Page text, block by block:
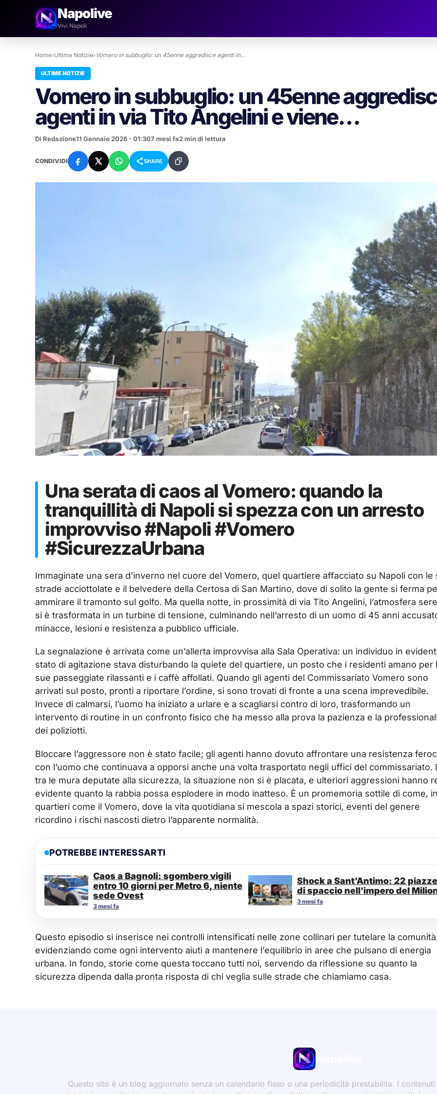
Napolive
Vivi Napoli
Home›Ultime Notizie› Vomero in subbuglio: un 45enne aggredisce agenti in…
ULTIME NOTIZIE
Vomero in subbuglio: un 45enne
agenti in via Tito Angelini e viene…
Di Redazione11 Gennaio 2026 - 01:307 mesi fa2 min di lettura
CONDIVIDI SHARE
Una serata di caos al Vomero: quando la
tranquillità di Napoli si spezza con un arresto
improvviso #Napoli #Vomero
#SicurezzaUrbana
Immaginate una sera d’inverno nel cuore del Vomero, quel quartiere affacciato su Napoli con le
strade acciottolate e il belvedere della Certosa di San Martino, dove di solito la gente si ferma
ammirare il tramonto sul golfo. Ma quella notte, in prossimità di via Tito Angelini, l’atmosfera
si è trasformata in un turbine di tensione, culminando nell’arresto di un uomo di 45 anni
minacce, lesioni e resistenza a pubblico ufficiale.
La segnalazione è arrivata come un’allerta improvvisa alla Sala Operativa: un individuo in
stato di agitazione stava disturbando la quiete del quartiere, un posto che i residenti amano per
sue passeggiate rilassanti e i caffè affollati. Quando gli agenti del Commissariato Vomero sono
arrivati sul posto, pronti a riportare l’ordine, si sono trovati di fronte a una scena imprevedibile.
Invece di calmarsi, l’uomo ha iniziato a urlare e a scagliarsi contro di loro, trasformando un
intervento di routine in un confronto fisico che ha messo alla prova la pazienza e la
dei poliziotti.
Bloccare l’aggressore non è stato facile; gli agenti hanno dovuto affrontare una resistenza
con l’uomo che continuava a opporsi anche una volta trasportato negli uffici del commissariato.
tra le mura deputate alla sicurezza, la situazione non si è placata, e ulteriori aggressioni hanno
evidente quanto la rabbia possa esplodere in modo inatteso. È un promemoria sottile di come, in
quartieri come il Vomero, dove la vita quotidiana si mescola a spazi storici, eventi del genere
ricordino i rischi nascosti dietro l’apparente normalità.
POTREBBE INTERESSARTI
Caos a Bagnoli: sgombero vigili
entro 10 giorni per Metro 6, niente
sede Ovest
3 mesi fa
Shock a Sant’Antimo: 22 piazze
di spaccio nell’impero del
3 mesi fa
Questo episodio si inserisce nei controlli intensificati nelle zone collinari per tutelare la
evidenziando come ogni intervento aiuti a mantenere l’equilibrio in aree che pulsano di energia
urbana. In fondo, storie come questa toccano tutti noi, servendo da riflessione su quanto la
sicurezza dipenda dalla pronta risposta di chi veglia sulle strade che chiamiamo casa.
Questo sito è un blog aggiornato senza un calendario fisso o una periodicità prestabilita. I